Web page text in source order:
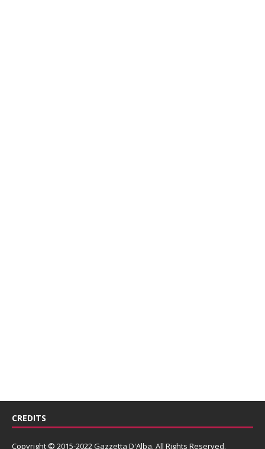
CREDITS
Copyright © 2015-2022 Gazzetta D'Alba. All Rights Reserved.